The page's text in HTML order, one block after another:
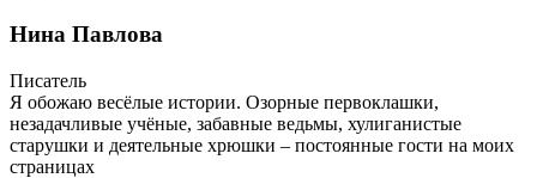
Нина Павлова
Писатель
Я обожаю весёлые истории. Озорные первоклашки,
незадачливые учёные, забавные ведьмы, хулиганистые
старушки и деятельные хрюшки – постоянные гости на моих
страницах